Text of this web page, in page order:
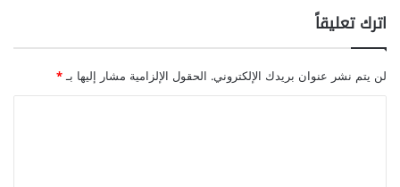
اترك تعليقاً
لن يتم نشر عنوان بريدك الإلكتروني. الحقول الإلزامية مشار إليها بـ*